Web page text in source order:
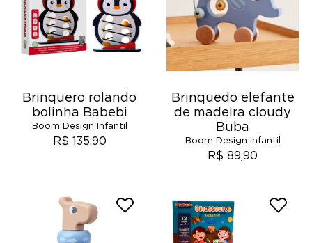
Brinquero rolando
bolinha Babebi
Boom Design Infantil
R$ 135,90
Brinquedo elefante
de madeira cloudy
Buba
Boom Design Infantil
R$ 89,90